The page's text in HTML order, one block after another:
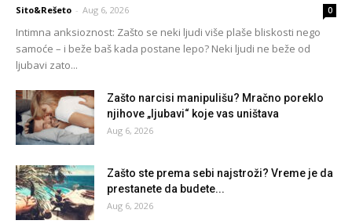
Sito&Rešeto - Aug 6, 2026 0
Intimna anksioznost: Zašto se neki ljudi više plaše bliskosti nego
samoće – i beže baš kada postane lepo? Neki ljudi ne beže od
ljubavi zato...
Zašto narcisi manipulišu? Mračno poreklo
njihove „ljubavi“ koje vas uništava
Aug 6, 2026
Zašto ste prema sebi najstroži? Vreme je da
prestanete da budete...
Aug 6, 2026